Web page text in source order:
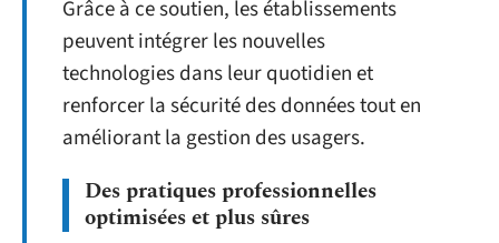
Grâce à ce soutien, les établissements
peuvent intégrer les nouvelles
technologies dans leur quotidien et
renforcer la sécurité des données tout en
améliorant la gestion des usagers.
Des pratiques professionnelles
optimisées et plus sûres